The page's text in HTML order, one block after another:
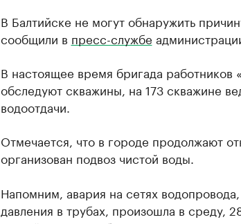
В Балтийске не могут обнаружить
сообщили в пресс-службе
В настоящее время бригада работников
обследуют скважины, на 173 скважине
водоотдачи.
Отмечается, что в городе продолжают
организован подвоз чистой воды.
Напомним, авария на сетях
давления в трубах, произошла в среду,